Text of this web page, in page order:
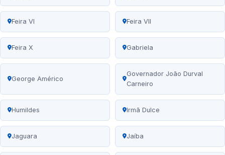
Feira VI Feira VII
Feira X Gabriela
George Américo
Governador João Durval
Carneiro
Humildes Irmã Dulce
Jaguara Jaíba